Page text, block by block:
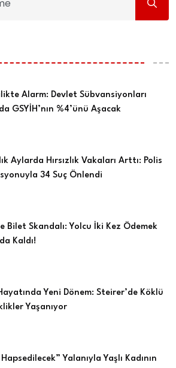
Alarm: Devlet Sübvansiyonları
GSYİH’nın %4’ünü Aşacak
Aylarda Hırsızlık Vakaları Arttı: Polis
34 Suç Önlendi
Bilet Skandalı: Yolcu İki Kez Ödemek
Kaldı!
Yeni Dönem: Steirer’de Köklü
Yaşanıyor
Hapsedilecek” Yalanıyla Yaşlı Kadının